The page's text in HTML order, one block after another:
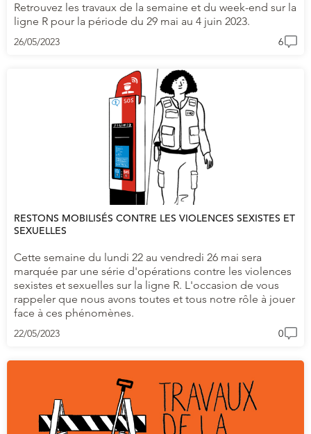
Retrouvez les travaux de la semaine et du week-end sur la
ligne R pour la période du 29 mai au 4 juin 2023.
26/05/2023 6
RESTONS MOBILISÉS CONTRE LES VIOLENCES SEXISTES ET
SEXUELLES
Cette semaine du lundi 22 au vendredi 26 mai sera
marquée par une série d'opérations contre les violences
sexistes et sexuelles sur la ligne R. L'occasion de vous
rappeler que nous avons toutes et tous notre rôle à jouer
face à ces phénomènes.
22/05/2023 0